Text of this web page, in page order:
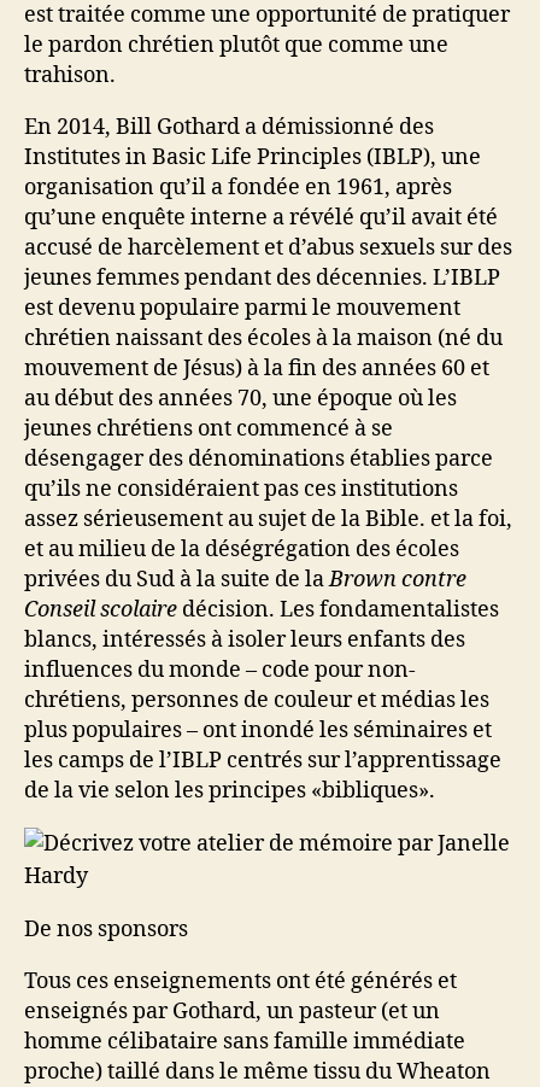
est traitée comme une opportunité de pratiquer
le pardon chrétien plutôt que comme une
trahison.
En 2014, Bill Gothard a démissionné des
Institutes in Basic Life Principles (IBLP), une
organisation qu’il a fondée en 1961, après
qu’une enquête interne a révélé qu’il avait été
accusé de harcèlement et d’abus sexuels sur des
jeunes femmes pendant des décennies. L’IBLP
est devenu populaire parmi le mouvement
chrétien naissant des écoles à la maison (né du
mouvement de Jésus) à la fin des années 60 et
au début des années 70, une époque où les
jeunes chrétiens ont commencé à se
désengager des dénominations établies parce
qu’ils ne considéraient pas ces institutions
assez sérieusement au sujet de la Bible. et la foi,
et au milieu de la déségrégation des écoles
privées du Sud à la suite de laBrown contre
Conseil scolaire décision. Les fondamentalistes
blancs, intéressés à isoler leurs enfants des
influences du monde – code pour non-
chrétiens, personnes de couleur et médias les
plus populaires – ont inondé les séminaires et
les camps de l’IBLP centrés sur l’apprentissage
de la vie selon les principes «bibliques».
De nos sponsors
Tous ces enseignements ont été générés et
enseignés par Gothard, un pasteur (et un
homme célibataire sans famille immédiate
proche) taillé dans le même tissu du Wheaton